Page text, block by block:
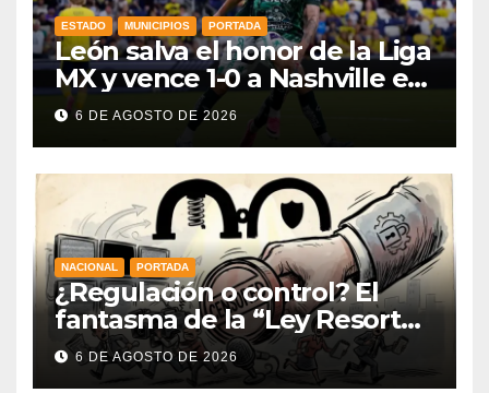
ESTADO MUNICIPIOS PORTADA
León salva el honor de la Liga
MX y vence 1-0 a Nashville en
la Leagues Cup 2026
6 DE AGOSTO DE 2026
NACIONAL PORTADA
¿Regulación o control? El
fantasma de la “Ley Resorte”
venezolana revive con la
nueva Ley de Audiencias en
6 DE AGOSTO DE 2026